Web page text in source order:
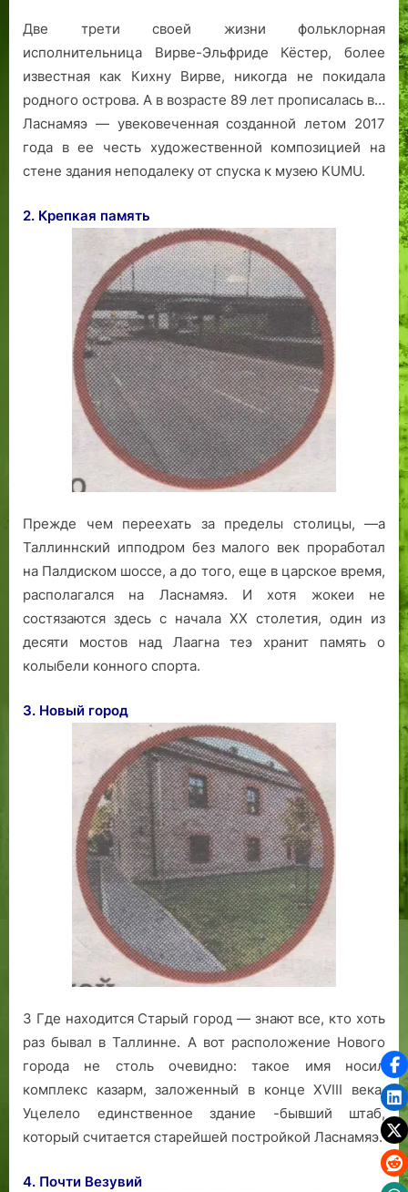
Две трети своей жизни фольклорная
исполнительница Вирве-Эльфриде Кёстер, более
известная как Кихну Вирве, никогда не покидала
родного острова. А в возрасте 89 лет прописалась в…
Ласнамяэ — увековеченная созданной летом 2017
года в ее честь художественной композицией на
стене здания неподалеку от спуска к музею KUMU.
2. Крепкая память
Прежде чем переехать за пределы столицы, —а
Таллиннский ипподром без малого век проработал
на Палдиском шоссе, а до того, еще в царское время,
располагался на Ласнамяэ. И хотя жокеи не
состязаются здесь с начала XX столетия, один из
десяти мостов над Лаагна теэ хранит память о
колыбели конного спорта.
3. Новый город
3 Где находится Старый город — знают все, кто хоть
раз бывал в Таллинне. А вот расположение Нового
города не столь очевидно: такое имя носил
комплекс казарм, заложенный в конце XVIII века.
Уцелело единственное здание -бывший штаб,
который считается старейшей постройкой Ласнамяэ.
4. Почти Везувий